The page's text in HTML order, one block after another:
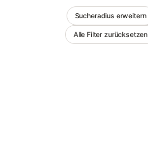
Sucheradius erweitern
Alle Filter zurücksetzen